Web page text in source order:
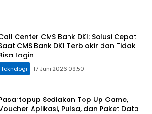
Center CMS Bank DKI: Solusi Cepat
CMS Bank DKI Terblokir dan Tidak
Login
Teknologi 17 Juni 2026 09:50
Sediakan Top Up Game,
Aplikasi, Pulsa, dan Paket Data